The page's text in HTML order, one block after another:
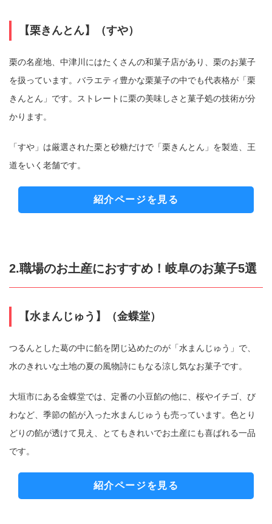
【栗きんとん】（すや）
栗の名産地、中津川にはたくさんの和菓子店があり、栗のお菓子
を扱っています。バラエティ豊かな栗菓子の中でも代表格が「栗
きんとん」です。ストレートに栗の美味しさと菓子処の技術が分
かります。
「すや」は厳選された栗と砂糖だけで「栗きんとん」を製造、王
道をいく老舗です。
紹介ページを見る
2.職場のお土産におすすめ！岐阜のお菓子5選
【水まんじゅう】（金蝶堂）
つるんとした葛の中に餡を閉じ込めたのが「水まんじゅう」で、
水のきれいな土地の夏の風物詩にもなる涼し気なお菓子です。
大垣市にある金蝶堂では、定番の小豆餡の他に、桜やイチゴ、び
わなど、季節の餡が入った水まんじゅうも売っています。色とり
どりの餡が透けて見え、とてもきれいでお土産にも喜ばれる一品
です。
紹介ページを見る